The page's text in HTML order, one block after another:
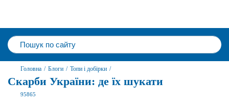
Головна / Блоги / Топи і добірки /
Скарби України: де їх шукати
95865